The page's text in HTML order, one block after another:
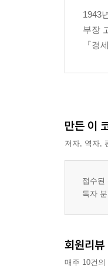
1943
부장
『경
만든 이
저자, 역자,
접수된
독자
회원리뷰
매주 10건